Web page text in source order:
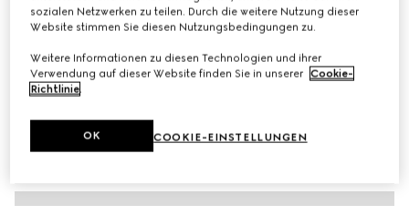
sozialen Netzwerken zu teilen. Durch die weitere Nutzung dieser
Website stimmen Sie diesen Nutzungsbedingungen zu.
Weitere Informationen zu diesen Technologien und ihrer
Verwendung auf dieser Website finden Sie in unserer Cookie-
Richtlinie.
COOKIE-EINSTELLUNGEN
OK